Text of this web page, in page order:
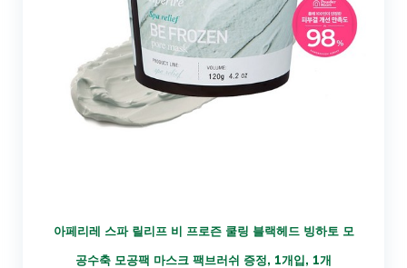
아페리레 스파 릴리프 비 프로즌 쿨링 블랙헤드 빙하토 모
공수축 모공팩 마스크 팩브러쉬 증정, 1개입, 1개